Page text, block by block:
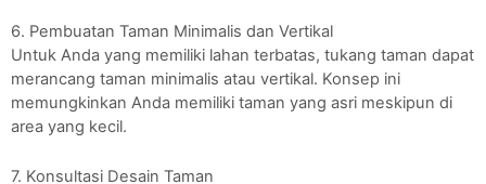
6. Pembuatan Taman Minimalis dan Vertikal
Untuk Anda yang memiliki lahan terbatas, tukang taman dapat
merancang taman minimalis atau vertikal. Konsep ini
memungkinkan Anda memiliki taman yang asri meskipun di
area yang kecil.
7. Konsultasi Desain Taman